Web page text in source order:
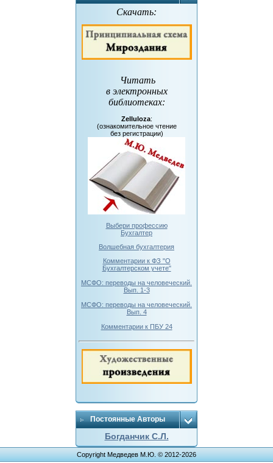
Скачать:
Читать
в электронных
библиотеках:
Zelluloza:
(ознакомительное чтение
без регистрации)
Выбери профессию
Бухгалтер
Волшебная бухгалтерия
Комментарии к ФЗ "О
Бухгалтерском учете"
МСФО: переводы на человеческий.
Вып. 1-3
МСФО: переводы на человеческий.
Вып. 4
Комментарии к ПБУ 24
Постоянные Авторы
Богданчик С.Л.
Copyright Медведев М.Ю. © 2012-2026